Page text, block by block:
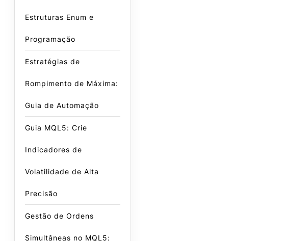
Estruturas Enum e
Programação
Estratégias de
Rompimento de Máxima:
Guia de Automação
Guia MQL5: Crie
Indicadores de
Volatilidade de Alta
Precisão
Gestão de Ordens
Simultâneas no MQL5: